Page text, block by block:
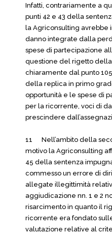
Infatti, contrariamente a
punti 42 e 43 della
la Agriconsulting avrebbe
danno integrate dalla
spese di partecipazione
questione del rigetto
chiaramente dal punto
della replica in primo
opportunità e le spese di
per la ricorrente, voci di
prescindere
11 Nell’ambito della
motivo la Agriconsulting
45 della sentenza
commesso un errore di
allegate illegittimità
aggiudicazione nn. 1 e 2
risarcimento in quanto il
ricorrente era fondato
valutazione relative al